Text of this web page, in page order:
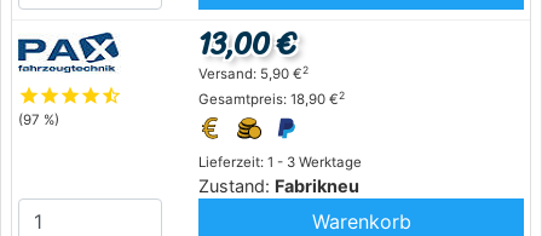
starstarstarstarstar_half
(97 %)
Lieferzeit: 1 - 3 Werktage
Zustand: Fabrikneu
13,00 €
Versand: 5,90 €2
Gesamtpreis: 18,90 €2
Warenkorb